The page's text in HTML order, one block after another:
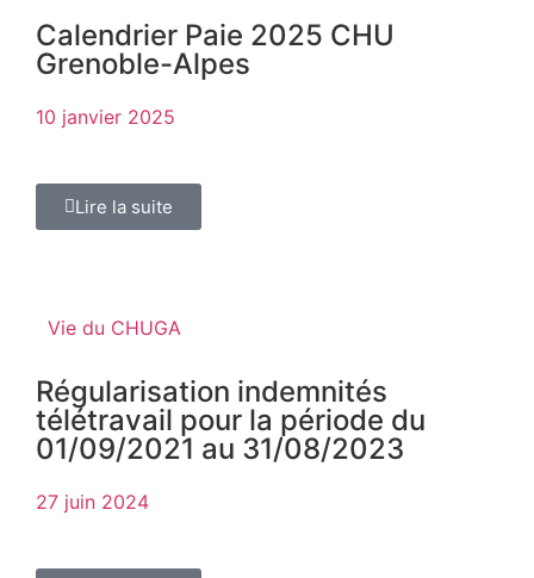
Calendrier Paie 2025 CHU
Grenoble-Alpes
10 janvier 2025
Lire la suite
Vie du CHUGA
Régularisation indemnités
télétravail pour la période du
01/09/2021 au 31/08/2023
27 juin 2024